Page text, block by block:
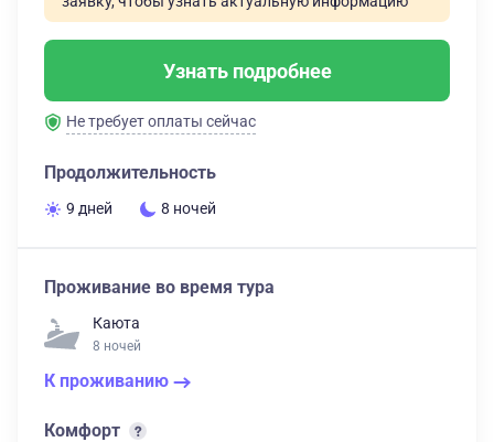
Узнать подробнее
Не требует оплаты сейчас
Продолжительность
9 дней 8 ночей
Проживание во время тура
Каюта
8 ночей
К проживанию
Комфорт